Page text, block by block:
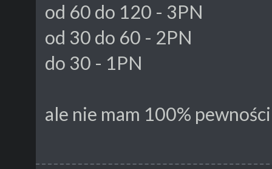
od 60 do 120 - 3PN
od 30 do 60 - 2PN
do 30 - 1PN
ale nie mam 100%